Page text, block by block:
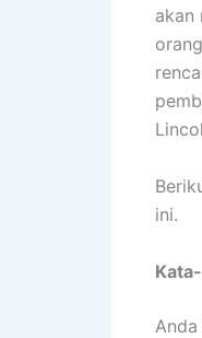
akan
ini.